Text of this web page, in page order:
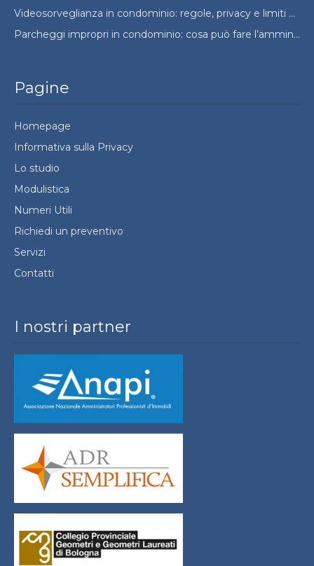
I nostri partner
Pagine
Homepage
Informativa sulla Privacy
Lo studio
Modulistica
Numeri Utili
Richiedi un preventivo
Servizi
Contatti
Videosorveglianza in condominio: regole, privacy e limiti da conoscere
Parcheggi impropri in condominio: cosa può fare l’amministratore e cosa no